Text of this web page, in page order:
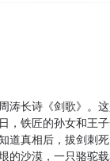
涛长诗《剑歌》。
，铁匠的孙女和王
道真相后，拔剑
的沙漠，一只骆驼